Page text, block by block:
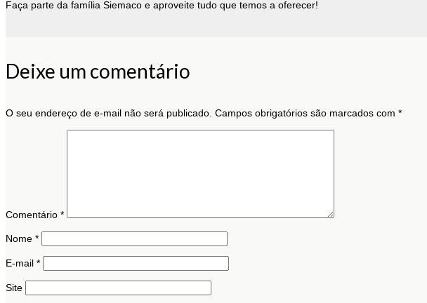
Faça parte da família Siemaco e aproveite tudo que temos a oferecer!
Deixe um comentário
O seu endereço de e-mail não será publicado. Campos obrigatórios são marcados com *
Comentário *
Nome *
E-mail *
Site